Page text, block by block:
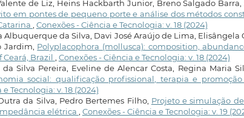
de Liz, Heins Hackbarth Junior, Breno Salgado
em pontes de pequeno porte e análise dos métodos
, Conexões - Ciência e Tecnologia: v. 18 (2024)
Albuquerque da Silva, Davi José Araújo de Lima, Elisângela
Jardim, Polyplacophora (mollusca): composition,
Ceará, Brazil , Conexões - Ciência e Tecnologia: v. 18 (2024)
da Silva Pereira, Eveline de Alencar Costa, Regina Maria
social: qualificação profissional, terapia e
Tecnologia: v. 18 (2024)
da Silva, Pedro Bertemes Filho, Projeto e simulação
elétrica , Conexões - Ciência e Tecnologia: v. 19